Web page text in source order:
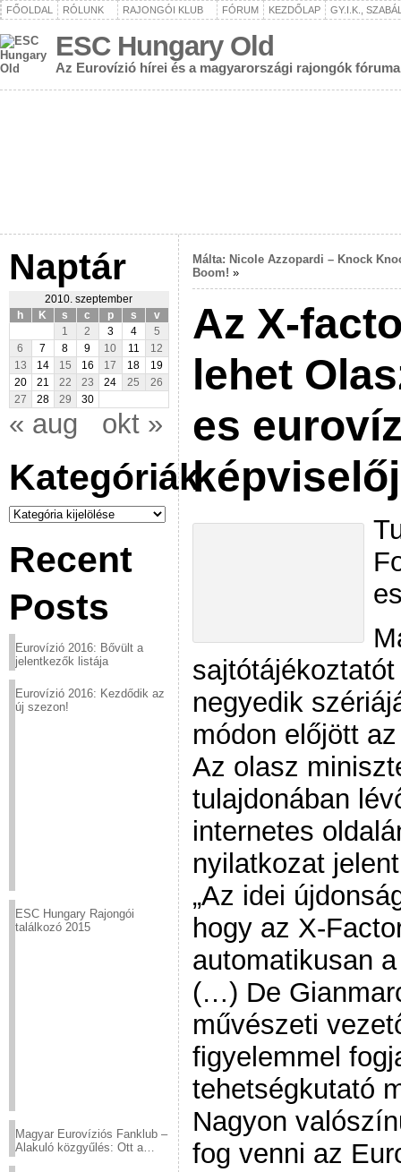
FŐOLDAL RÓLUNK RAJONGÓI KLUB FÓRUM KEZDŐLAP GY.I.K.,
ESC Hungary Old
Az Eurovízió hírei és a magyarországi rajongók fóruma
Naptár
2010. szeptember
h
K s c p s
v
1
2 3 4
5
6
7 8 9 10 11
12
13
14 15 16 17 18
19
20
21 22 23 24 25
26
27
28 29 30
« aug okt »
Kategóriák
Kategóriák
Recent
Posts
Eurovízió 2016: Bővült a
jelentkezők listája
Eurovízió 2016: Kezdődik az
új szezon!
ESC Hungary Rajongói
találkozó 2015
Magyar Eurovíziós Fanklub –
Alakuló közgyűlés: Ott a
Málta: Nicole Azzopardi – Knock
Boom! »
Az X-
lehet
es
negyedik
módon előjött
Az olasz
tulajdonában
internetes
nyilatkozat
„Az idei
hogy az X-
automatikusan
(…) De
művészeti
figyelemmel
tehetségkutató
Nagyon
fog venni az